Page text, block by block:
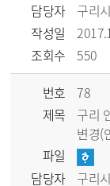
담당자
구리
작성일
조회수
550
번호
78
제목
구리
변경(
파일
담당자
구리